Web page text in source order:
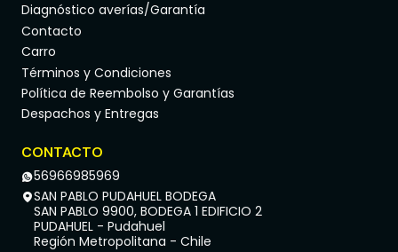
Diagnóstico averías/Garantía
Contacto
Carro
Términos y Condiciones
Política de Reembolso y Garantías
Despachos y Entregas
CONTACTO
56966985969
SAN PABLO PUDAHUEL BODEGA
SAN PABLO 9900, BODEGA 1 EDIFICIO 2
PUDAHUEL - Pudahuel
Región Metropolitana - Chile